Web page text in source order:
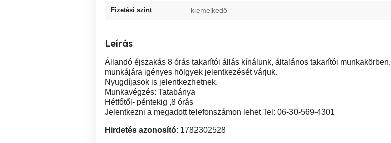
Fizetési szint kiemelkedő
Leírás
Állandó éjszakás 8 órás takarítói állás kínálunk, általános takarítói munkakörben,
munkájára igényes hölgyek jelentkezését várjuk.
Nyugdíjasok is jelentkezhetnek.
Munkavégzés: Tatabánya
Hétfőtől- péntekig ,8 órás
Jelentkezni a megadott telefonszámon lehet Tel: 06-30-569-4301
Hirdetés azonosító: 1782302528